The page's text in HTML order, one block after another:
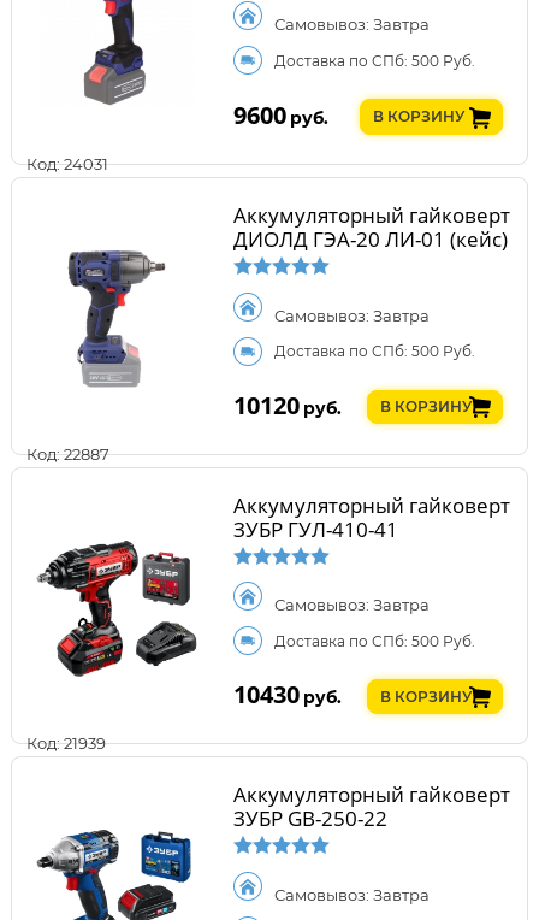
Код: 24031
Самовывоз: Завтра
Доставка по СПб: 500 Руб.
9600 руб. В КОРЗИНУ
Код: 22887
Аккумуляторный гайковерт
ДИОЛД ГЭА-20 ЛИ-01 (кейс)
Самовывоз: Завтра
Доставка по СПб: 500 Руб.
10120 руб. В КОРЗИНУ
Код: 21939
Аккумуляторный гайковерт
ЗУБР ГУЛ-410-41
Самовывоз: Завтра
Доставка по СПб: 500 Руб.
10430 руб. В КОРЗИНУ
Аккумуляторный гайковерт
ЗУБР GB-250-22
Самовывоз: Завтра